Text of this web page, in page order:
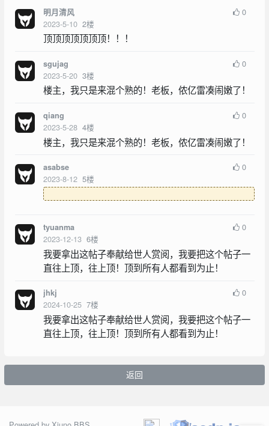
明月清风
2023-5-10 2楼
0
顶顶顶顶顶顶顶！！！
sgujag
2023-5-20 3楼
0
楼主，我只是来混个熟的！老板，侬亿雷凑闹嫩了！
qiang
2023-5-28 4楼
0
楼主，我只是来混个熟的！老板，侬亿雷凑闹嫩了！
asabse
2023-8-12 5楼
0
tyuanma
2023-12-13 6楼
0
我要拿出这帖子奉献给世人赏阅，我要把这个帖子一
直往上顶，往上顶！顶到所有人都看到为止！
jhkj
2024-10-25 7楼
0
我要拿出这帖子奉献给世人赏阅，我要把这个帖子一
直往上顶，往上顶！顶到所有人都看到为止！
返回